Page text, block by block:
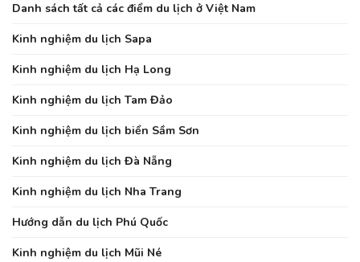
Danh sách tất cả các điểm du lịch ở Việt Nam
Kinh nghiệm du lịch Sapa
Kinh nghiệm du lịch Hạ Long
Kinh nghiệm du lịch Tam Đảo
Kinh nghiệm du lịch biển Sầm Sơn
Kinh nghiệm du lịch Đà Nẵng
Kinh nghiệm du lịch Nha Trang
Hướng dẫn du lịch Phú Quốc
Kinh nghiệm du lịch Mũi Né